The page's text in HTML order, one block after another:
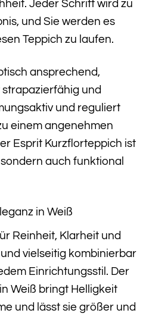
Jeder Schritt wird zu
und Sie werden es
Teppich zu laufen.
ansprechend,
und
und reguliert
einem angenehmen
Esprit Kurzflorteppich ist
auch funktional
in Weiß
Reinheit, Klarheit und
vielseitig kombinierbar
Einrichtungsstil. Der
Weiß bringt Helligkeit
und lässt sie größer und